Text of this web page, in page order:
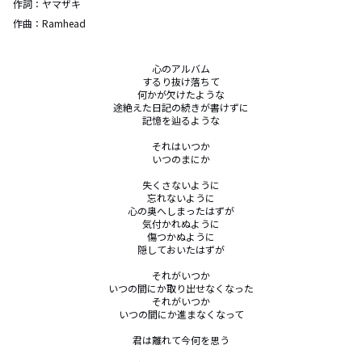
作詞： ヤマザキ
作曲： Ramhead
心のアルバム
するり抜け落ちて
何かが欠けたような
途絶えた日記の続きが書けずに
記憶を辿るような
それはいつか
いつのまにか
失くさないように
忘れないように
心の奥へしまったはずが
気付かれぬように
傷つかぬように
隠しておいたはずが
それがいつか
いつの間にか取り出せなくなった
それがいつか
いつの間にか進まなくなって
君は離れて今何を思う